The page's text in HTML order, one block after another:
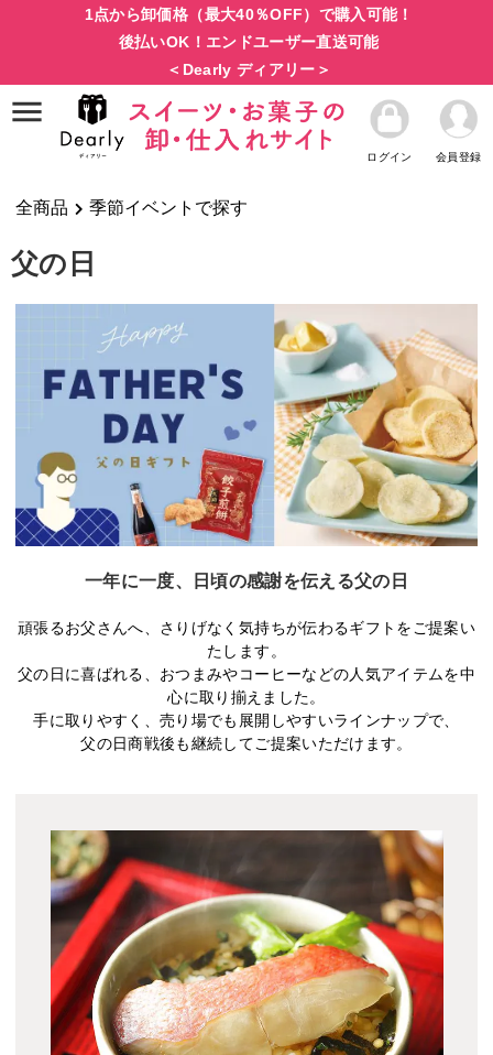
1点から卸価格（最大40％OFF）で購入可能！
後払いOK！エンドユーザー直送可能
＜Dearly ディアリー＞
ログイン 会員登録
全商品 季節イベントで探す
父の日
一年に一度、日頃の感謝を伝える父の日
頑張るお父さんへ、さりげなく気持ちが伝わるギフトをご提案い
たします。
父の日に喜ばれる、おつまみやコーヒーなどの人気アイテムを中
心に取り揃えました。
手に取りやすく、売り場でも展開しやすいラインナップで、
父の日商戦後も継続してご提案いただけます。